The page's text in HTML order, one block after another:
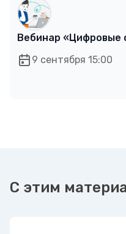
Вебинар «Цифровые
9 сентября 15:00
С этим